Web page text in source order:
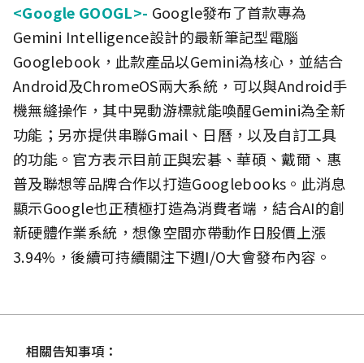
<Google GOOGL>- Google發布了首款專為
Gemini Intelligence設計的最新筆記型電腦
Googlebook，此款產品以Gemini為核心，並結合
Android及ChromeOS兩大系統，可以與Android手
機無縫操作，其中晃動游標就能喚醒Gemini為全新
功能；另亦提供串聯Gmail、日曆，以及自訂工具
的功能。官方表示目前正與宏碁、華碩、戴爾、惠
普及聯想等品牌合作以打造Googlebooks。此消息
顯示Google也正積極打造為消費者端，結合AI的創
新硬體作業系統，想像空間亦帶動作日股價上漲
3.94%，後續可持續關注下週I/O大會發布內容。
相關告知事項：